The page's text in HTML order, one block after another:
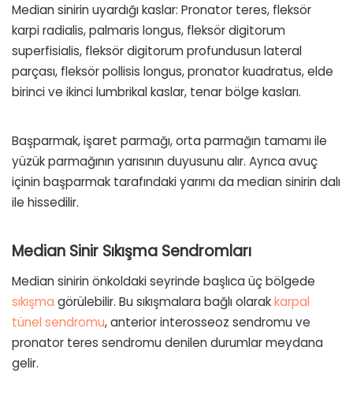
Median sinirin uyardığı kaslar: Pronator teres, fleksör
karpi radialis, palmaris longus, fleksör digitorum
superfisialis, fleksör digitorum profundusun lateral
parçası, fleksör pollisis longus, pronator kuadratus, elde
birinci ve ikinci lumbrikal kaslar, tenar bölge kasları.
Başparmak, işaret parmağı, orta parmağın tamamı ile
yüzük parmağının yarısının duyusunu alır. Ayrıca avuç
içinin başparmak tarafındaki yarımı da median sinirin dalı
ile hissedilir.
Median Sinir Sıkışma Sendromları
Median sinirin önkoldaki seyrinde başlıca üç bölgede
sıkışma görülebilir. Bu sıkışmalara bağlı olarakkarpal
tünel sendromu, anterior interosseoz sendromu ve
pronator teres sendromu denilen durumlar meydana
gelir.